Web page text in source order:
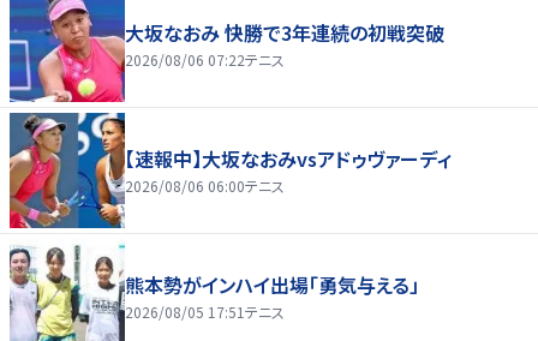
大坂なおみ 快勝で3年連続の初戦突破
2026/08/06 07:22テニス
【速報中】大坂なおみvsアドゥヴァーディ
2026/08/06 06:00テニス
熊本勢がインハイ出場「勇気与える」
2026/08/05 17:51テニス